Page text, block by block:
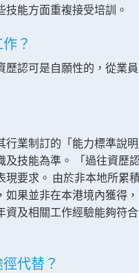
能方面重複接受培訓。
？
認可是自願性的，從業
業制訂的「能力標準說
技能為準。 「過往資歷
要求。 由於非本地所累
果並非在本港境內獲得
及相關工作經驗能夠符
代替？